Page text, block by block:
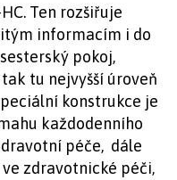
Ten rozšiřuje
informacím i do
pokoj,
tu nejvyšší úroveň
konstrukce je
každodenního
péče, dále
zdravotnické péči,